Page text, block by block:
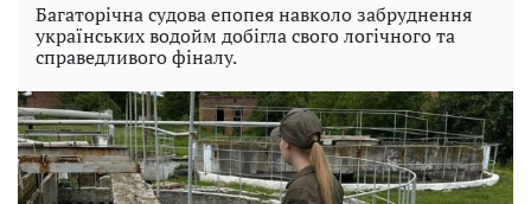
Багаторічна судова епопея навколо забруднення
українських водойм добігла свого логічного та
справедливого фіналу.